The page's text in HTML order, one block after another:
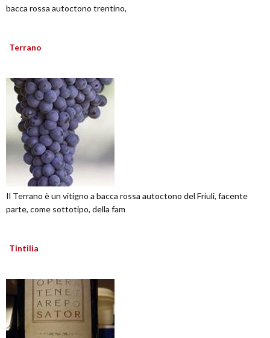
bacca rossa autoctono trentino,
Terrano
Il Terrano è un vitigno a bacca rossa autoctono del Friuli, facente
parte, come sottotipo, della fam
Tintilia